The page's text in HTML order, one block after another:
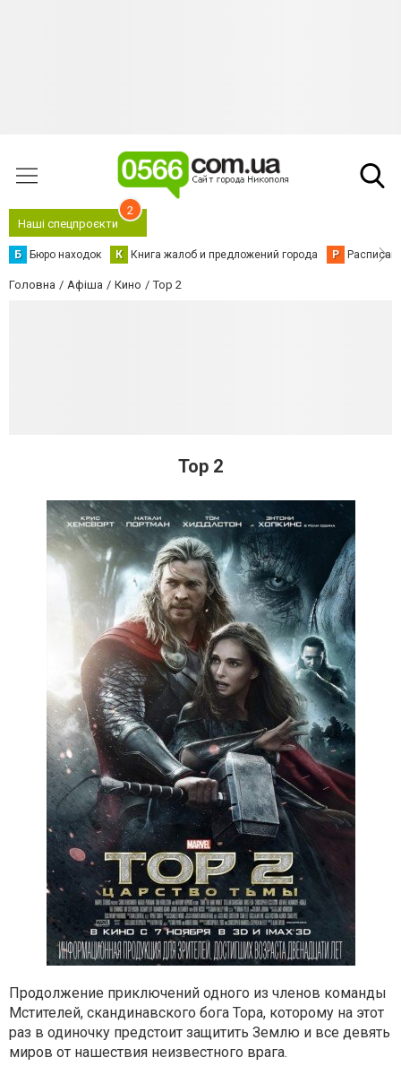
Наші спецпроєкти
2
Б Бюро находок К Книга жалоб и предложений города Р
Головна Афіша Кино Тор 2
Тор 2
Продолжение приключений одного из членов команды
Мстителей, скандинавского бога Тора, которому на этот
раз в одиночку предстоит защитить Землю и все девять
миров от нашествия неизвестного врага.